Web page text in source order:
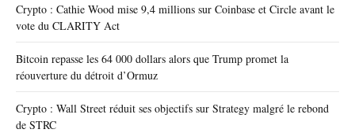
Crypto : Cathie Wood mise 9,4 millions sur Coinbase et Circle avant le
vote du CLARITY Act
Bitcoin repasse les 64 000 dollars alors que Trump promet la
réouverture du détroit d’Ormuz
Crypto : Wall Street réduit ses objectifs sur Strategy malgré le rebond
de STRC